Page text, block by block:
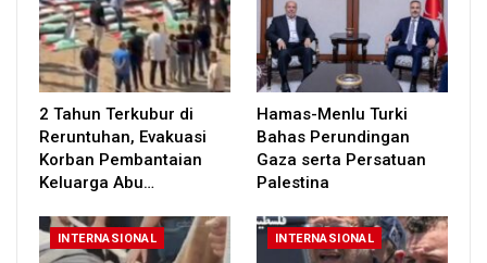
2 Tahun Terkubur di
Reruntuhan, Evakuasi
Korban Pembantaian
Keluarga Abu…
Hamas-Menlu Turki
Bahas Perundingan
Gaza serta Persatuan
Palestina
INTERNASIONAL INTERNASIONAL